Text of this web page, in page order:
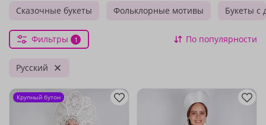
Сказочные букеты Фольклорные мотивы Букеты с
Фильтры 1 По популярности
Русский
Крупный бутон